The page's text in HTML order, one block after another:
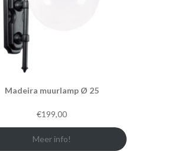
Madeira muurlamp Ø 25
€199,00
Meer info!